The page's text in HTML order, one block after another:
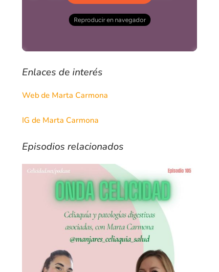
Enlaces de interés
Web de Marta Carmona
IG de Marta Carmona
Episodios relacionados